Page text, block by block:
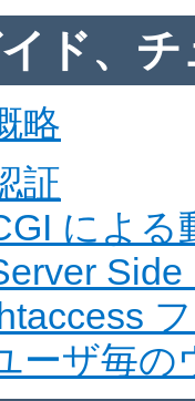
ド、
略
証
による
ーザ毎の